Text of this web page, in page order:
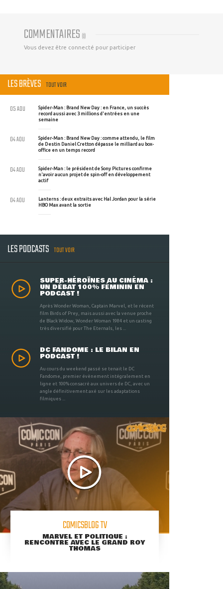
COMMENTAIRES (0)
Vous devez être connecté pour participer
LES BRÈVES TOUT VOIR
Spider-Man : Brand New Day : en France, un succès
record aussi avec 3 millions d'entrées en une
semaine
05 AOU
Spider-Man : Brand New Day : comme attendu, le film
de Destin Daniel Cretton dépasse le milliard au box-
office en un temps record
04 AOU
Spider-Man : le président de Sony Pictures confirme
n'avoir aucun projet de spin-off en développement
actif
04 AOU
Lanterns : deux extraits avec Hal Jordan pour la série
HBO Max avant la sortie
04 AOU
LES PODCASTS TOUT VOIR
SUPER-HÉROÏNES AU CINÉMA :
UN DÉBAT 100% FÉMININ EN
PODCAST !
Après Wonder Woman, Captain Marvel, et le récent
film Birds of Prey, mais aussi avec la venue proche
de Black Widow, Wonder Woman 1984 et un casting
très diversifié pour The Eternals, les ...
DC FANDOME : LE BILAN EN
PODCAST !
Au cours du weekend passé se tenait le DC
Fandome, premier évènement intégralement en
ligne et 100% consacré aux univers de DC, avec un
angle définitivement axé sur les adaptations
filmiques ...
COMICSBLOG TV
MARVEL ET POLITIQUE :
RENCONTRE AVEC LE GRAND ROY
THOMAS